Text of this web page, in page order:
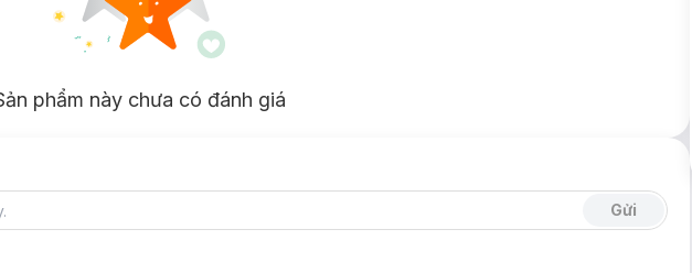
phẩm này chưa có đánh giá
Gửi